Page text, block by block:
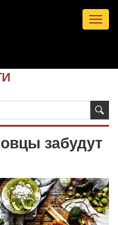
забудут